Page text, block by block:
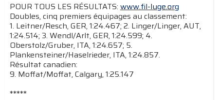
POUR TOUS LES RÉSULTATS: www.fil-luge.org
Doubles, cinq premiers équipages au classement:
1. Leitner/Resch, GER, 1:24.467; 2. Linger/Linger, AUT,
1:24.514; 3. Wendl/Arlt, GER, 1:24.599; 4.
Oberstolz/Gruber, ITA, 1:24.657; 5.
Plankensteiner/Haselrieder, ITA, 1:24.857.
Résultat canadien:
9. Moffat/Moffat, Calgary, 1:25.147
*****